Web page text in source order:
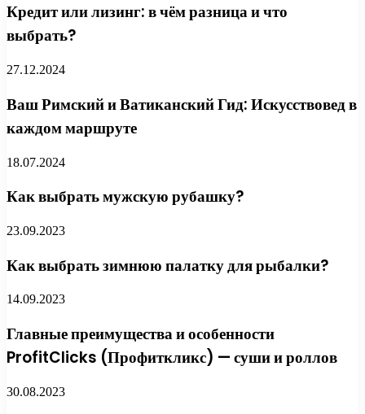
Кредит или лизинг: в чём разница и что
выбрать?
27.12.2024
Ваш Римский и Ватиканский Гид: Искусствовед в
каждом маршруте
18.07.2024
Как выбрать мужскую рубашку?
23.09.2023
Как выбрать зимнюю палатку для рыбалки?
14.09.2023
Главные преимущества и особенности
ProfitClicks (Профиткликс) — суши и роллов
30.08.2023